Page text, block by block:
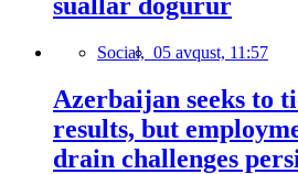
Social, 05 avqust, 11:57
Azerbaijan seeks to
results, but
drain challenges